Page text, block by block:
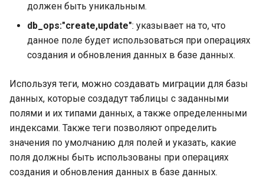
подкоманды Go
Просмотр документации
Введение в элементы
исходного кода
Простая
программа Go
Функции в Go
Объявления функций
Variadic
Подробнее об
и вызовах функций
Значения функции
Передача слайсов в
функции
Механизм append
Встроенная функция
Append
Nil слайс
анонимные функции в
Go: отложенные функции
Unit-тестирование
Unit-тестирование:
модульный тест
Unit-тестирование:
Тип reflect.Value и его
значения
Функция reflect.ValueOf
Метод Canconvert
Пакет UTF8
Использование каналов
качестве блокировки
семафоров
Диалог (пинг-понг) и
инкапсулирование
Проверка длины и
пропускной способности
вызовы
Планировщик в Go:
Конкурентная модель
Виды нагрузок
Прибавление чисел
Отношения Facade с
другими паттернами
(абстрактная фабрика)
Структура работы
Factory
Применимость и шаги
реализации Abstract
Golang
Сложность алгоритма.
Упрощение формулы
сложности
Обозначение Big-O:
времени
должен быть уникальным.
db_ops:"create,update": указывает на то, что
данное поле будет использоваться при операциях
создания и обновления данных в базе данных.
Используя теги, можно создавать миграции для базы
данных, которые создадут таблицы с заданными
полями и их типами данных, а также определенными
индексами. Также теги позволяют определить
значения по умолчанию для полей и указать, какие
поля должны быть использованы при операциях
создания и обновления данных в базе данных.